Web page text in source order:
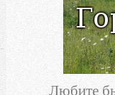
Любите